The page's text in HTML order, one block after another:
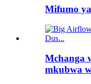
Mifumo
Mchanga
mkubwa